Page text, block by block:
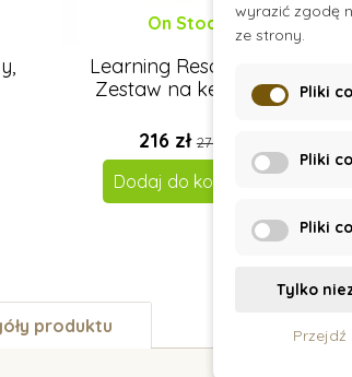
On Stock
Learning Resources -
Zestaw na kemping
216 zł270 zł
Dodaj do koszyka
produktu
wyrazić zgodę
ze strony.
Pliki
Pliki
Pliki
Tylko